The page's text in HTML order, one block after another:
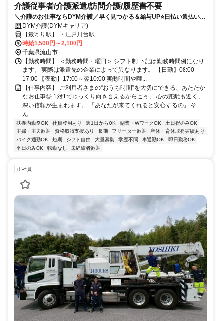
介護従事者/介護派遣/訪問介護/履歴書不要
＼介護のお仕事ならDYM介護／早く見つかる＆給与UP⭐️日払い週払い
OK⭐️希望シフトで無理なく働ける✨
DYM介護(DYMキャリア)
【最寄り駅】 ・江戸川台駅
時給1,500円～2,100円
千葉県流山市
【勤務時間】 ＜勤務時間・曜日＞ シフト制 下記は勤務時間例になり
ます。 実際は派遣先の企業によって異なります。 【日勤】08:00-
17:00 【夜勤】17:00～翌10:00 実働時間や曜...
【仕事内容】 ご利用者さまの“おうち時間”を大切にできる、あたたか
なお仕事◎ 1対1でじっくり向き合えるからこそ、 心の距離も近く、
深い信頼が生まれます。 「あなたが来てくれると安心するの」 そ
ん...
扶養内勤務OK 社員登用あり 週1日からOK 副業・WワークOK
土日祝のみOK
主婦・主夫歓迎
資格取得支援あり 長期 フリーター歓迎
産休・育休取得実績あり
バイク通勤OK
短期 シフト自由 大量募集 学歴不問 車通勤OK
即日勤務OK
平日のみOK
転勤なし 未経験者歓迎
正社員